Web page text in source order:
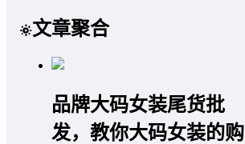
文章聚合
品牌大码女装尾货批
发，教你大码女装的购